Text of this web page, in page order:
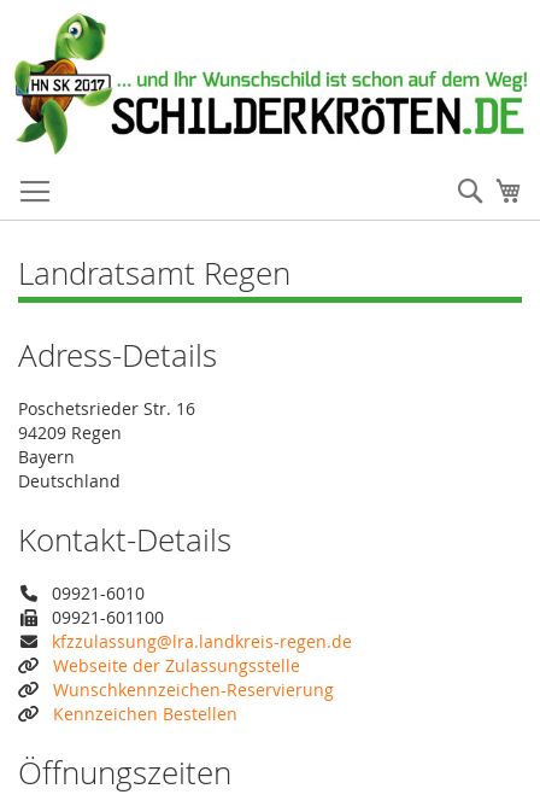
Landratsamt Regen
Adress-Details
Poschetsrieder Str. 16
94209 Regen
Bayern
Deutschland
Kontakt-Details
09921-6010
09921-601100
kfzzulassung@lra.landkreis-regen.de
Webseite der Zulassungsstelle
Wunschkennzeichen-Reservierung
Kennzeichen Bestellen
Öffnungszeiten